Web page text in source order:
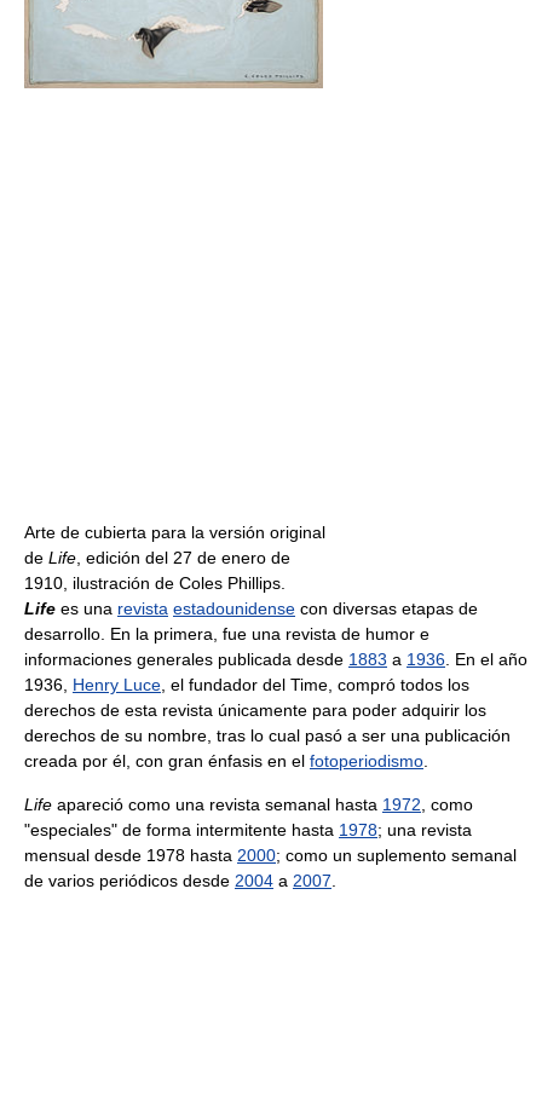
Arte de cubierta para la versión original
de Life, edición del 27 de enero de
1910, ilustración de Coles Phillips.
Life es una revista estadounidense con diversas etapas de
desarrollo. En la primera, fue una revista de humor e
informaciones generales publicada desde 1883 a 1936. En el año
1936, Henry Luce, el fundador del Time, compró todos los
derechos de esta revista únicamente para poder adquirir los
derechos de su nombre, tras lo cual pasó a ser una publicación
creada por él, con gran énfasis en el fotoperiodismo.
Life apareció como una revista semanal hasta 1972, como
"especiales" de forma intermitente hasta 1978; una revista
mensual desde 1978 hasta 2000; como un suplemento semanal
de varios periódicos desde 2004 a 2007.